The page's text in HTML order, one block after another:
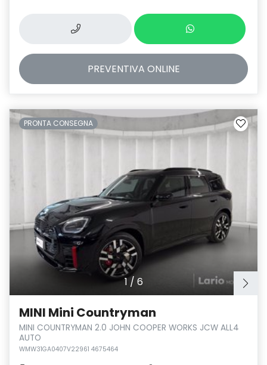
PREVENTIVA ONLINE
1/ 6
PRONTA CONSEGNA
MINI Mini Countryman
MINI COUNTRYMAN 2.0 JOHN COOPER WORKS JCW ALL4
AUTO
WMW31GA0407V22961 4675464